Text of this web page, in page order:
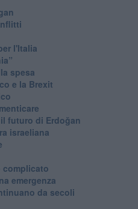
l'Italia
spesa
e la Brexit
futuro di Erdoğan
israeliana
complicato
emergenza
da secoli